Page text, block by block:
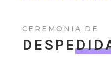
CEREMONIA DE